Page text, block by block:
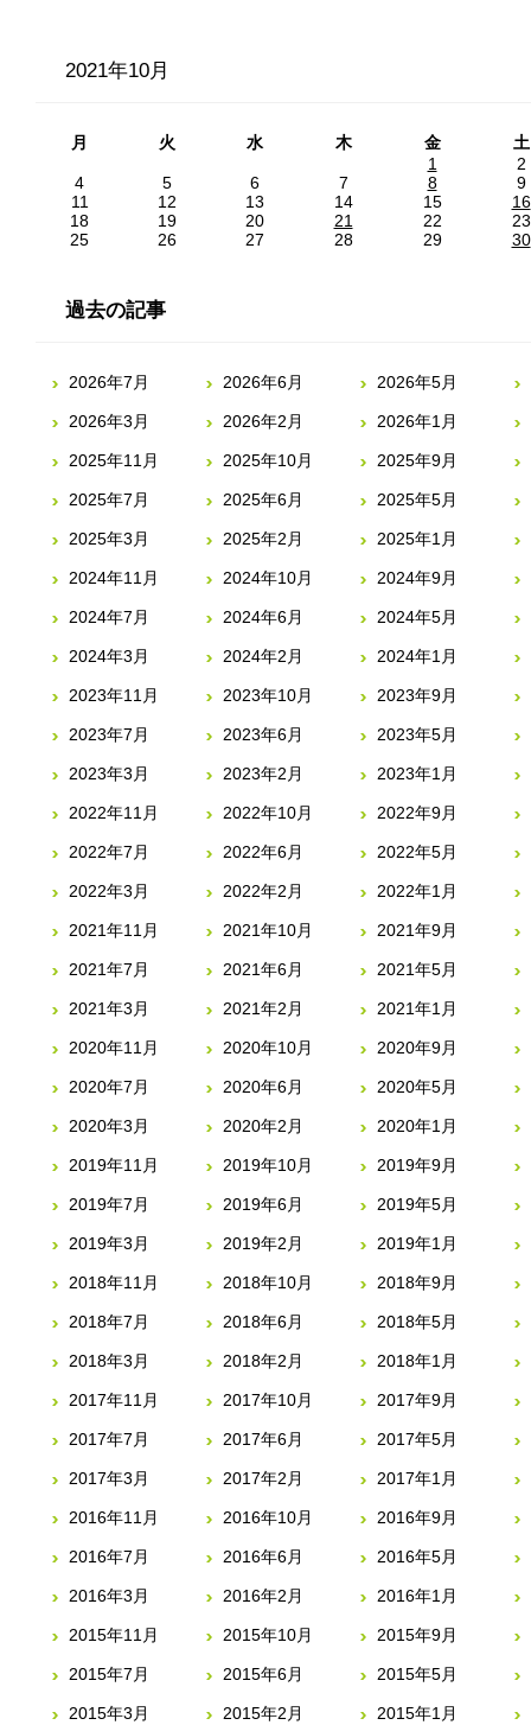
2021年10月
月 火 水 木 金
土
1
2
4
5 6 7 8
9
11
12 13 14 15
16
18
19 20 21 22
23
25
26 27 28 29 30
過去の記事
2026年7月 2026年6月 2026年5月
2026年3月 2026年2月 2026年1月
2025年11月 2025年10月 2025年9月
2025年7月 2025年6月 2025年5月
2025年3月 2025年2月 2025年1月
2024年11月 2024年10月 2024年9月
2024年7月 2024年6月 2024年5月
2024年3月 2024年2月 2024年1月
2023年11月 2023年10月 2023年9月
2023年7月 2023年6月 2023年5月
2023年3月 2023年2月 2023年1月
2022年11月 2022年10月 2022年9月
2022年7月 2022年6月 2022年5月
2022年3月 2022年2月 2022年1月
2021年11月 2021年10月 2021年9月
2021年7月 2021年6月 2021年5月
2021年3月 2021年2月 2021年1月
2020年11月 2020年10月 2020年9月
2020年7月 2020年6月 2020年5月
2020年3月 2020年2月 2020年1月
2019年11月 2019年10月 2019年9月
2019年7月 2019年6月 2019年5月
2019年3月 2019年2月 2019年1月
2018年11月 2018年10月 2018年9月
2018年7月 2018年6月 2018年5月
2018年3月 2018年2月 2018年1月
2017年11月 2017年10月 2017年9月
2017年7月 2017年6月 2017年5月
2017年3月 2017年2月 2017年1月
2016年11月 2016年10月 2016年9月
2016年7月 2016年6月 2016年5月
2016年3月 2016年2月 2016年1月
2015年11月 2015年10月 2015年9月
2015年7月 2015年6月 2015年5月
2015年3月 2015年2月 2015年1月